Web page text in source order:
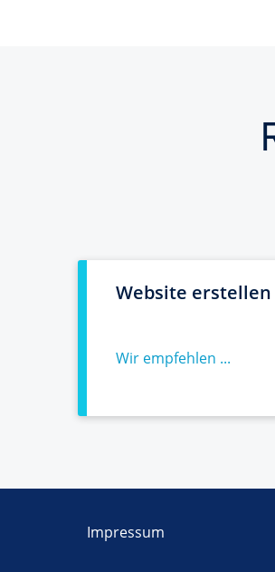
Website erstellen
Wir empfehlen ...
Impressum